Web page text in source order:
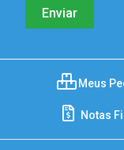
Meus
Notas